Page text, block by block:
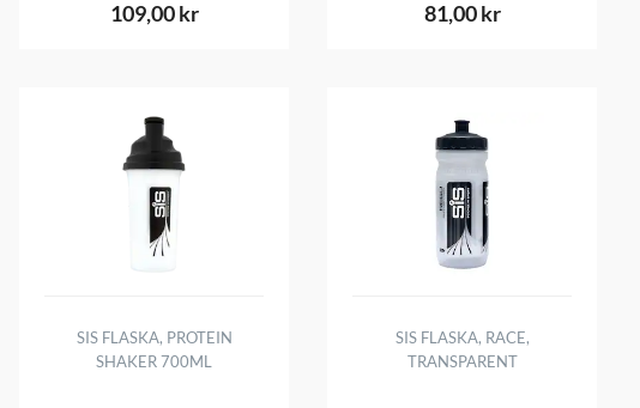
109,00 kr 81,00 kr
SIS FLASKA, PROTEIN
SHAKER 700ML
SIS FLASKA, RACE,
TRANSPARENT